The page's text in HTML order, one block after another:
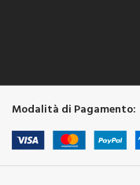
Modalità di Pagamento: